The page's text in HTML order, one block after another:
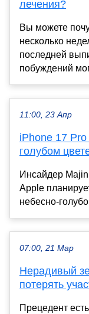
лечения?
Вы можете
несколько
последней
побуждений
11:00, 23 Апр
iPhone 17
голубом
Инсайдер
Apple
небесно-
07:00, 21 Мар
Нерадивый
потерять
Прецедент